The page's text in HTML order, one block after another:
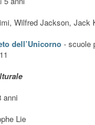
Wilfred Jackson, Jack
dell’Unicorno - scuole
anni
Lie